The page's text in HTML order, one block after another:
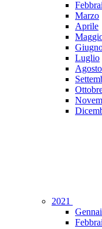
Marzo
Aprile
Luglio
Agosto
2021